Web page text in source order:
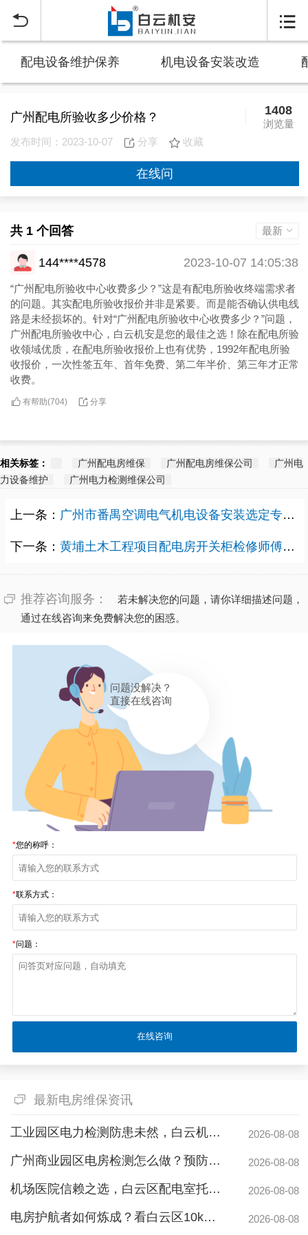
 
配电设备维护保养 机电设备安装改造
广州配电所验收多少价格？ 1408
浏览量
发布时间：2023-10-07
分享 收藏
在线问
共 1 个回答 最新
144****4578 2023-10-07 14:05:38
“广州配电所验收中心收费多少？”这是有配电所验收终端需求者
的问题。其实配电所验收报价并非是紧要。而是能否确认供电线
路是未经损坏的。针对“广州配电所验收中心收费多少？”问题，
广州配电所验收中心，白云机安是您的最佳之选！除在配电所验
收领域优质，在配电所验收报价上也有优势，1992年配电所验
收报价，一次性签五年、首年免费、第二年半价、第三年才正常
收费。
有帮助(704) 分享
相关标签： 广州配电房维保 广州配电房维保公司
广州电
力设备维护
广州电力检测维保公司
上一条： 广州市番禺空调电气机电设备安装选定专业技能人员哪里有？
下一条： 黄埔土木工程项目配电房开关柜检修师傅多少报价？
推荐咨询服务：
若未解决您的问题，请你详细描述问题，
通过在线咨询来免费解决您的困惑。
问题没解决？
直接在线咨询
*您的称呼：
*联系方式：
*问题：
最新电房维保资讯
工业园区电力检测防患未然，白云机安预防性试验护航安全生产 2026-08-08
广州商业园区电房检测怎么做？预防性试验守护电力安全 2026-08-08
机场医院信赖之选，白云区配电室托管公司护航高频稳定用电 2026-08-08
电房护航者如何炼成？看白云区10kv配电房维保公司如何守护商业园区与地标脉搏 2026-08-08